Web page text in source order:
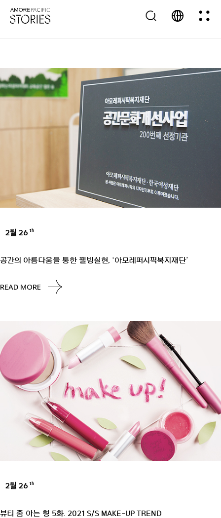
2월 26 th
공간의 아름다움을 통한 웰빙실현, ‘아모레퍼시픽복지재단’
READ MORE
2월 26 th
뷰티 좀 아는 형 5화. 2021 S/S MAKE-UP TREND